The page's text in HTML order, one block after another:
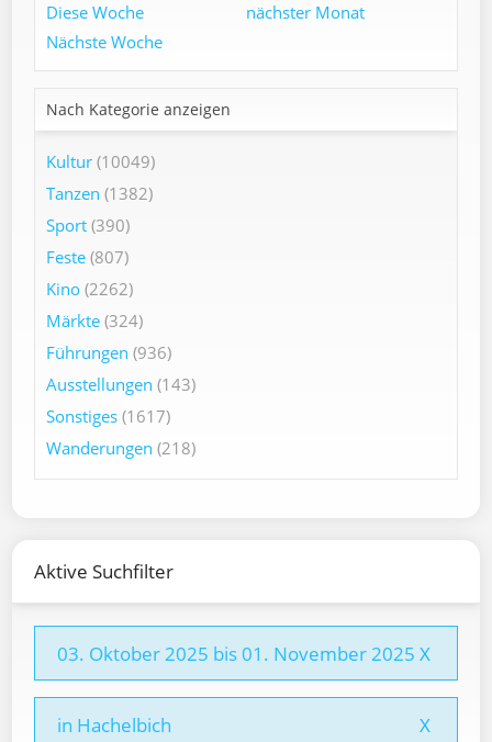
Diese Woche
Nächste Woche
nächster Monat
Nach Kategorie anzeigen
Kultur (10049)
Tanzen (1382)
Sport (390)
Feste (807)
Kino (2262)
Märkte (324)
Führungen (936)
Ausstellungen (143)
Sonstiges (1617)
Wanderungen (218)
Aktive Suchfilter
03. Oktober 2025 bis 01. November 2025 X
in Hachelbich X